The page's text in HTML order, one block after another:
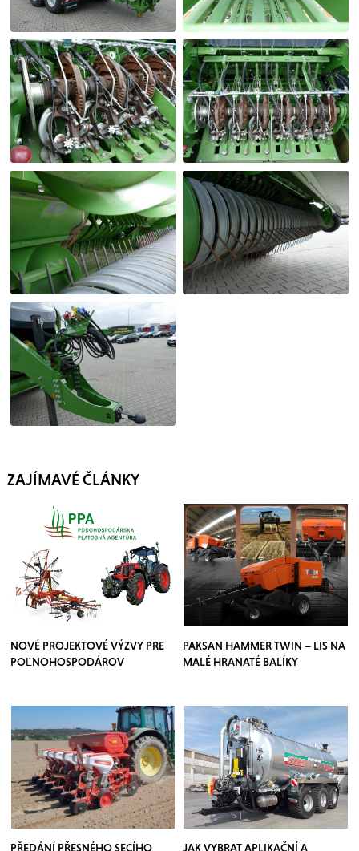
ZAJÍMAVÉ ČLÁNKY
NOVÉ PROJEKTOVÉ VÝZVY PRE
POĽNOHOSPODÁROV
PAKSAN HAMMER TWIN – LIS NA
MALÉ HRANATÉ BALÍKY
PŘEDÁNÍ PŘESNÉHO SECÍHO JAK VYBRAT APLIKAČNÍ A